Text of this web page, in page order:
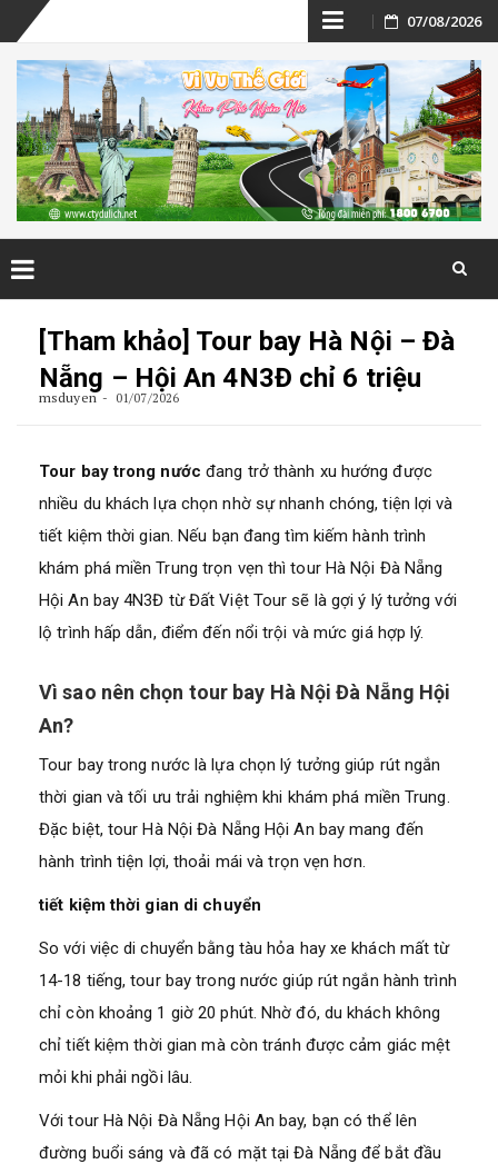
Skip
to
content
07/08/2026
content
[Tham khảo] Tour bay Hà Nội – Đà
Nẵng – Hội An 4N3Đ chỉ 6 triệu
msduyen 01/07/2026
Tour bay trong nước đang trở thành xu hướng được
nhiều du khách lựa chọn nhờ sự nhanh chóng, tiện lợi và
tiết kiệm thời gian. Nếu bạn đang tìm kiếm hành trình
khám phá miền Trung trọn vẹn thì tour Hà Nội Đà Nẵng
Hội An bay 4N3Đ từ Đất Việt Tour sẽ là gợi ý lý tưởng với
lộ trình hấp dẫn, điểm đến nổi trội và mức giá hợp lý.
Vì sao nên chọn tour bay Hà Nội Đà Nẵng Hội
An?
Tour bay trong nước là lựa chọn lý tưởng giúp rút ngắn
thời gian và tối ưu trải nghiệm khi khám phá miền Trung.
Đặc biệt, tour Hà Nội Đà Nẵng Hội An bay mang đến
hành trình tiện lợi, thoải mái và trọn vẹn hơn.
tiết kiệm thời gian di chuyển
So với việc di chuyển bằng tàu hỏa hay xe khách mất từ
14-18 tiếng, tour bay trong nước giúp rút ngắn hành trình
chỉ còn khoảng 1 giờ 20 phút. Nhờ đó, du khách không
chỉ tiết kiệm thời gian mà còn tránh được cảm giác mệt
mỏi khi phải ngồi lâu.
Với tour Hà Nội Đà Nẵng Hội An bay, bạn có thể lên
đường buổi sáng và đã có mặt tại Đà Nẵng để bắt đầu